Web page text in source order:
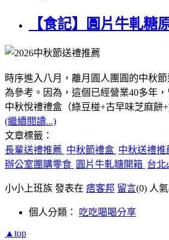
【食記】圓片牛軋
時序進入八月，離月圓人團圓的中秋
為參考。因為，這個已經營業40多年
中秋悅禮禮盒（綠豆椪+古早味芝麻餅
(繼續閱讀...)
文章標籤：
長輩送禮推薦 中秋節禮盒 中秋送禮推
辦公室團購零食 圓片牛軋糖開箱 台北
小小上班族 發表在 痞客邦 留言(0) 人
個人分類： 吃吃喝喝分享
▲top